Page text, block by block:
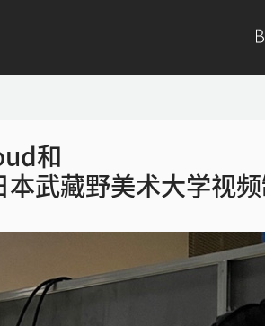
和
本武藏野美术大学视